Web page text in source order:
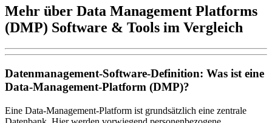
Mehr über Data Management Platforms
(DMP) Software & Tools im Vergleich
Datenmanagement-Software-Definition: Was ist eine
Data-Management-Platform (DMP)?
Eine Data-Management-Platform ist grundsätzlich eine zentrale